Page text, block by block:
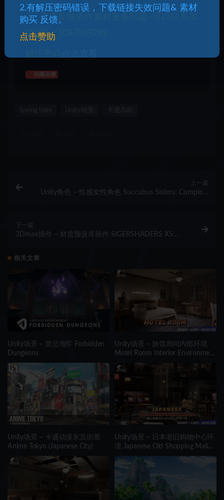
3、交流反馈插件素材更多问题~可以联系加
QQ群：1087069289
问题反馈
上一篇
Unity角色 – 性感女性角色 Succubus Sisters: Complete
下一篇
3Dmax插件 – 材质预设库插件 SIGERSHADERS XS
相关文章
Unity场景 – 禁忌地牢 Forbidden
Dungeons
Unity场景 – 旅馆房间内部环境
Motel Room Interior Environment
(Hotel, Level, Realistic)
Unity场景 – 卡通动漫东京街景
Anime Tokyo (Japanese City)
Unity场景 – 日本老旧购物中心环
境 Japanese Old Shopping Mall
Environment (Modular, Asian,
Abandoned)
2.有解压密码错误，下载链接失效问题& 素材
购买 反馈。
点击赞助